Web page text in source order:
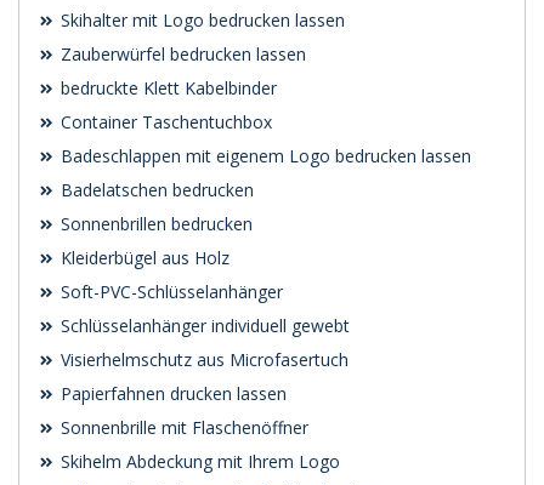
Skihalter mit Logo bedrucken lassen
Zauberwürfel bedrucken lassen
bedruckte Klett Kabelbinder
Container Taschentuchbox
Badeschlappen mit eigenem Logo bedrucken lassen
Badelatschen bedrucken
Sonnenbrillen bedrucken
Kleiderbügel aus Holz
Soft-PVC-Schlüsselanhänger
Schlüsselanhänger individuell gewebt
Visierhelmschutz aus Microfasertuch
Papierfahnen drucken lassen
Sonnenbrille mit Flaschenöffner
Skihelm Abdeckung mit Ihrem Logo